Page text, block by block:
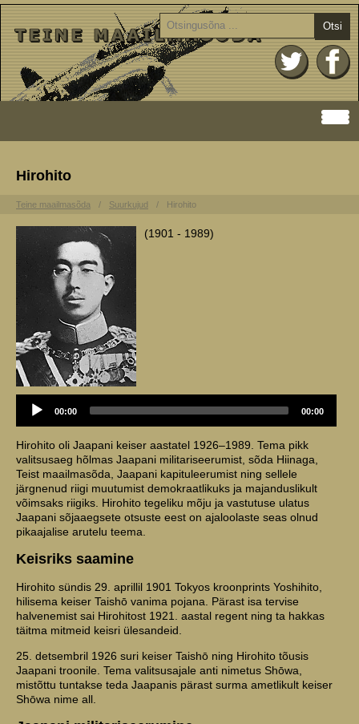
Otsi
Hirohito
Teine maailmasõda Suurkujud Hirohito
(1901 - 1989)
Audio
Player
00:00 00:00
Hirohito oli Jaapani keiser aastatel 1926–1989. Tema pikk
valitsusaeg hõlmas Jaapani militariseerumist, sõda Hiinaga,
Teist maailmasõda, Jaapani kapituleerumist ning sellele
järgnenud riigi muutumist demokraatlikuks ja majanduslikult
võimsaks riigiks. Hirohito tegeliku mõju ja vastutuse ulatus
Jaapani sõjaaegsete otsuste eest on ajaloolaste seas olnud
pikaajalise arutelu teema.
Keisriks saamine
Hirohito sündis 29. aprillil 1901 Tokyos kroonprints Yoshihito,
hilisema keiser Taishō vanima pojana. Pärast isa tervise
halvenemist sai Hirohitost 1921. aastal regent ning ta hakkas
täitma mitmeid keisri ülesandeid.
25. detsembril 1926 suri keiser Taishō ning Hirohito tõusis
Jaapani troonile. Tema valitsusajale anti nimetus Shōwa,
mistõttu tuntakse teda Jaapanis pärast surma ametlikult keiser
Shōwa nime all.